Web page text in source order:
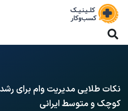
نکات طلایی مدیریت وام برای
کوچک و متوسط ایرانی